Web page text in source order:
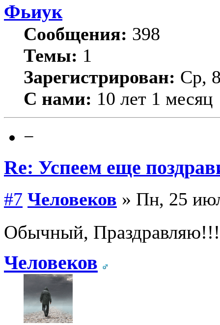
Фьиук
Сообщения: 398
Темы: 1
Зарегистрирован: Ср,
С нами: 10 лет 1 месяц
−
Re: Успеем еще
#7 Человеков » Пн, 25
Обычный,
Человеков